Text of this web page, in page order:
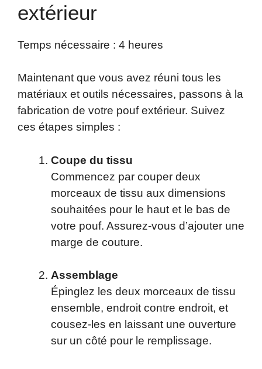
extérieur
Temps nécessaire : 4 heures
Maintenant que vous avez réuni tous les
matériaux et outils nécessaires, passons à la
fabrication de votre pouf extérieur. Suivez
ces étapes simples :
Coupe du tissu
Commencez par couper deux
morceaux de tissu aux dimensions
souhaitées pour le haut et le bas de
votre pouf. Assurez-vous d’ajouter une
marge de couture.
Assemblage
Épinglez les deux morceaux de tissu
ensemble, endroit contre endroit, et
cousez-les en laissant une ouverture
sur un côté pour le remplissage.